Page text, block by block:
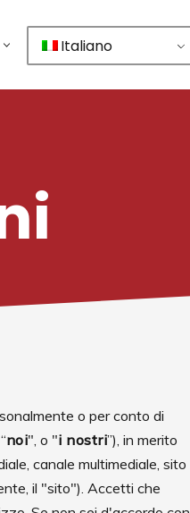
Italiano
o per conto di
noi", o "i nostri”), in merito
canale multimediale, sito
il "sito"). Accetti che